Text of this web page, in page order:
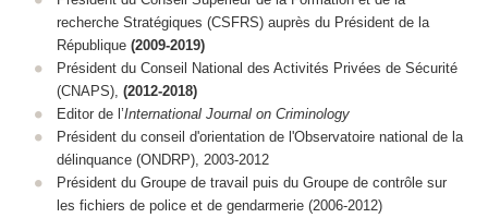
recherche Stratégiques (CSFRS) auprès du Président de la
République (2009-2019)
Président du Conseil National des Activités Privées de Sécurité
(CNAPS), (2012-2018)
Editor de l’International Journal on Criminology
Président du conseil d'orientation de l'Observatoire national de la
délinquance (ONDRP), 2003-2012
Président du Groupe de travail puis du Groupe de contrôle sur
les fichiers de police et de gendarmerie (2006-2012)